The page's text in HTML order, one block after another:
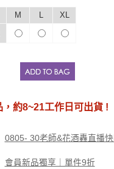
M L
XL
，約8~21工作 日可出貨 !
0805- 30老師&花酒轟直播
會員新品獨享｜單件9折